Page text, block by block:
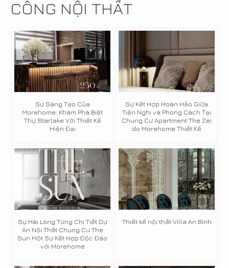
CÔNG NỘI THẤT
Sự Sáng Tạo Của
Morehome: Khám Phá Biệt
Thự Starlake Với Thiết Kế
Hiện Đại
Sự Kết Hợp Hoàn Hảo Giữa
Tiện Nghi và Phong Cách Tại
Chung Cư Apartment The Zei
do Morehome Thiết Kế
Sự Hài Lòng Từng Chi Tiết Dự
Án Nội Thất Chung Cư The
Sun Một Sự Kết Hợp Độc Đáo
với Morehome
Thiết kế nội thất Villa An Bình